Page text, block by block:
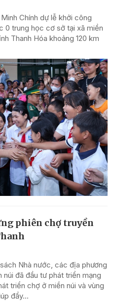
Chính dự lễ khởi công
0 trung học cơ sở tại xã miền
Thanh Hóa khoảng 120 km
phiên chợ truyền
Nhà nước, các địa phương
đã đầu tư phát triển mạng
triển chợ ở miền núi và vùng
đẩy...